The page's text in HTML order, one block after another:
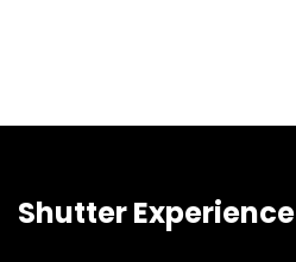
Shutter Experience